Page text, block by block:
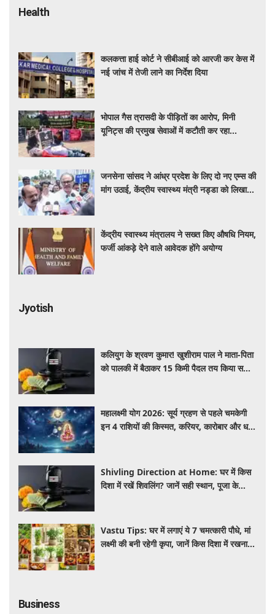
Health
कलकत्ता हाई कोर्ट ने सीबीआई को आरजी कर केस में
नई जांच में तेजी लाने का निर्देश दिया
भोपाल गैस त्रासदी के पीड़ितों का आरोप, मिनी
यूनिट्स की प्रमुख सेवाओं में कटौती कर रहा
जनसेना सांसद ने आंध्र प्रदेश के लिए दो नए एम्स की
मांग उठाई, केंद्रीय स्वास्थ्य मंत्री नड्डा को लिखा
केंद्रीय स्वास्थ्य मंत्रालय ने सख्त किए औषधि नियम,
फर्जी आंकड़े देने वाले आवेदक होंगे अयोग्य
Jyotish
कलियुग के श्रवण कुमार! खुशीराम पाल ने माता-पिता
को पालकी में बैठाकर 15 किमी पैदल तय किया सफर,
महालक्ष्मी योग 2026: सूर्य ग्रहण से पहले चमकेगी
इन 4 राशियों की किस्मत, करियर, कारोबार और धन
Shivling Direction at Home: घर में किस
दिशा में रखें शिवलिंग? जानें सही स्थान, पूजा के
Vastu Tips: घर में लगाएं ये 7 चमत्कारी पौधे, मां
लक्ष्मी की बनी रहेगी कृपा, जानें किस दिशा में रखना
Business